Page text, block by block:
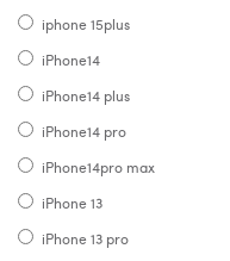
iphone 15plus
iPhone14
iPhone14 plus
iPhone14 pro
iPhone14pro max
iPhone 13
iPhone 13 pro